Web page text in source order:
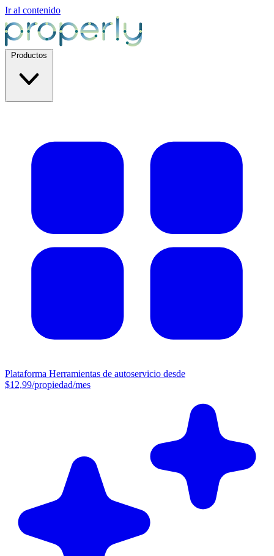
Ir al contenido
Plataforma Herramientas de autoservicio desde
$12,99/propiedad/mes